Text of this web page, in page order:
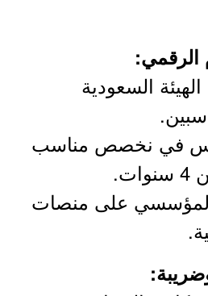
السعودية
في نخصص مناسب
المؤسسي على منصات